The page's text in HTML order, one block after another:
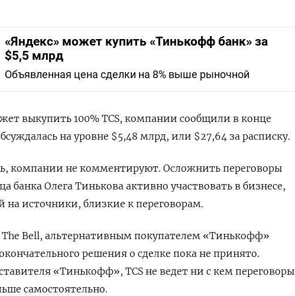
«Яндекс» может купить «Тинькофф банк» за
$5,5 млрд
Объявленная цена сделки на 8% выше рыночной
выкупить 100% TCS, компании сообщили в конце
на уровне $5,48 млрд, или $27,64 за расписку.
компании не комментируют. Осложнить переговоры
банка Олега Тинькова активно участвовать в бизнесе,
на источники, близкие к переговорам.
Bell, альтернативным покупателем «Тинькофф»
решения о сделке пока не принято.
«Тинькофф», TCS не ведет ни с кем переговоры
самостоятельно.